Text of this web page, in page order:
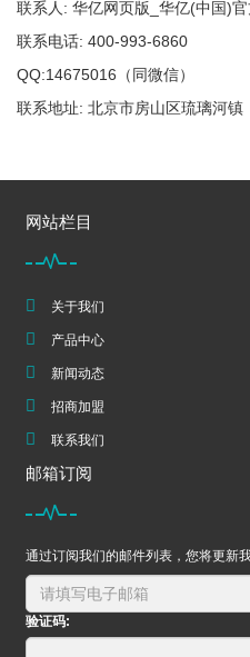
联系人: 华亿网页版_华亿(中国)
联系电话: 400-993-6860
QQ:14675016（同微信）
联系地址: 北京市房山区琉璃河镇
网站栏目
关于我们
产品中心
新闻动态
招商加盟
联系我们
邮箱订阅
通过订阅我们的邮件列表，您将更新
验证码: